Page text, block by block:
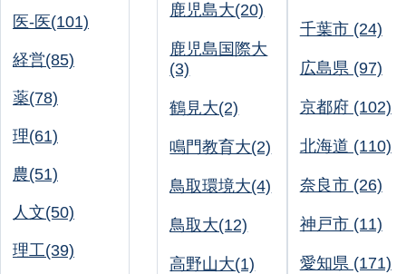
医-医(101)
経営(85)
薬(78)
理(61)
農(51)
人文(50)
理工(39)
鹿児島大(20)
鹿児島国際大
(3)
鶴見大(2)
鳴門教育大(2)
鳥取環境大(4)
鳥取大(12)
高野山大(1)
千葉市 (24)
広島県 (97)
京都府 (102)
北海道 (110)
奈良市 (26)
神戸市 (11)
愛知県 (171)